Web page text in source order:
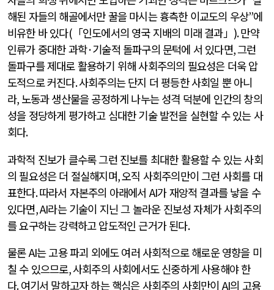
해된 자들의 해골에서만 꿀을 마시는 흉측한 이교도의 우상”에
비유한 바 있다(「인도에서의 영국 지배의 미래 결과」 ).만약
인류가 중대한 과학·기술적 돌파구의 문턱에 서 있다면,그런
돌파구를 제대로 활용하기 위해 사회주의의 필요성은 더욱 압
도적으로 커진다.사회주의는 단지 더 평등한 사회일 뿐 아니
라, 노동과 생산물을 공정하게 나누는 성격 덕분에 인간의 창의
성을 정당하게 평가하고 심대한 기술 발전을 실현할 수 있는 사
회다.
과학적 진보가 클수록 그런 진보를 최대한 활용할 수 있는 사회
의 필요성은 더 절실해지며,오직 사회주의만이 그런 사회를 대
표한다.따라서 자본주의 아래에서 AI가 재앙적 결과를 낳을 수
있다면, AI라는 기술이 지닌 그 놀라운 진보성 자체가 사회주의
를 요구하는 강력하고 압도적인 근거가 된다.
물론AI는 고용 파괴 외에도 여러 사회적으로 해로운 영향을 미
칠 수 있으므로,사회주의 사회에서도 신중하게 사용해야 한
다.여기서 말하고자 하는 핵심은 사회주의 사회만이AI의 고용